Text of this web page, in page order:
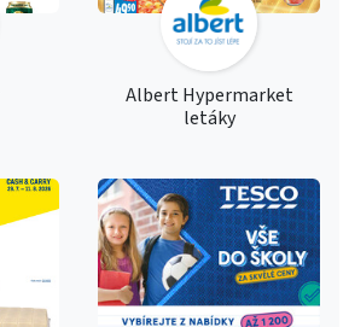
Albert Hypermarket
letáky